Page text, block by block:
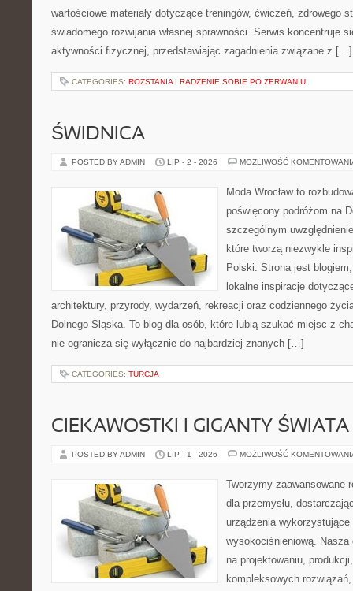
wartościowe materiały dotyczące treningów, ćwiczeń, zdrowego
świadomego rozwijania własnej sprawności. Serwis koncentruje
aktywności fizycznej, przedstawiając zagadnienia związane z […]
CATEGORIES: ROZSTANIA I RADZENIE SOBIE PO ZERWANIU
ŚWIDNICA
POSTED BY ADMIN LIP - 2 - 2026 MOŻLIWOŚĆ
Moda Wrocław to
poświęcony podróżom na
szczególnym
które tworzą niezwykle
Polski. Strona jest
lokalne inspiracje
architektury, przyrody, wydarzeń, rekreacji oraz codziennego
Dolnego Śląska. To blog dla osób, które lubią szukać miejsc z
nie ogranicza się wyłącznie do najbardziej znanych […]
CATEGORIES: TURCJA
CIEKAWOSTKI I GIGANTY ŚWIATA
POSTED BY ADMIN LIP - 1 - 2026 MOŻLIWOŚĆ
Tworzymy zaawansowane
dla przemysłu,
urządzenia wykorzystujące
wysokociśnieniową. Nasza
na projektowaniu,
kompleksowych